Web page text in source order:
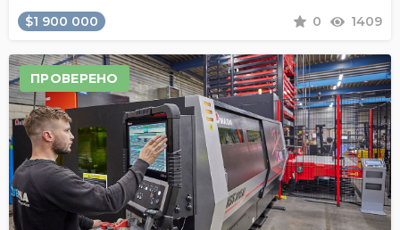
$1 900 000 0 1409
ПРОВЕРЕНО